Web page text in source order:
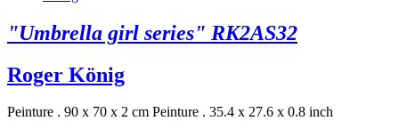
"Umbrella girl series" RK2AS32
Roger König
Peinture . 90 x 70 x 2 cm Peinture . 35.4 x 27.6 x 0.8 inch